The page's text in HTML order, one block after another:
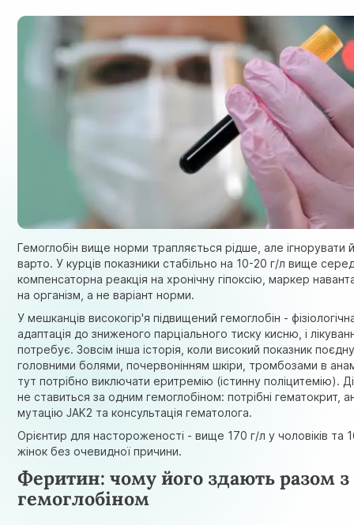
Гемоглобін вище норми трапляється рідше, але ігнорувати
варто. У курців показники стабільно на 10-20 г/л вище
компенсаторна реакція на хронічну гіпоксію, маркер
на організм, а не варіант норми.
У мешканців високогір'я підвищений гемоглобін -
адаптація до зниженого парціального тиску кисню, і
потребує. Зовсім інша історія, коли високий показник
головними болями, почервонінням шкіри, тромбозами в
тут потрібно виключати еритремію (істинну поліцитемію).
не ставиться за одним гемоглобіном: потрібні гематокрит,
мутацію JAK2 та консультація гематолога.
Орієнтир для настороженості - вище 170 г/л у чоловіків та
жінок без очевидної причини.
Феритин: чому його здають разом з
гемоглобіном